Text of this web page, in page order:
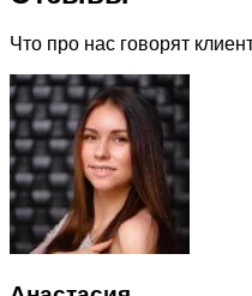
Что про нас говорят